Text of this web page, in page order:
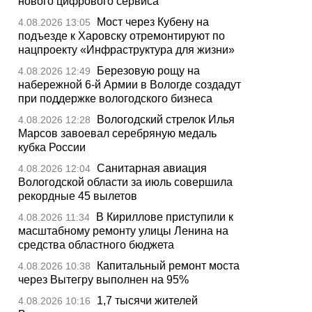
4.08.2026 13:05
Мост через Кубену на
подъезде к Харовску отремонтируют по
нацпроекту «Инфраструктура для жизни»
4.08.2026 12:49
Березовую рощу на
набережной 6-й Армии в Вологде создадут
при поддержке вологодского бизнеса
4.08.2026 12:28
Вологодский стрелок Илья
Марсов завоевал серебряную медаль
кубка России
4.08.2026 12:04 Санитарная авиация
Вологодской области за июль совершила
рекордные 45 вылетов
4.08.2026 11:34
В Кириллове приступили к
масштабному ремонту улицы Ленина на
средства областного бюджета
4.08.2026 10:38
Капитальный ремонт моста
через Вытегру выполнен на 95%
4.08.2026 10:16
1,7 тысячи жителей